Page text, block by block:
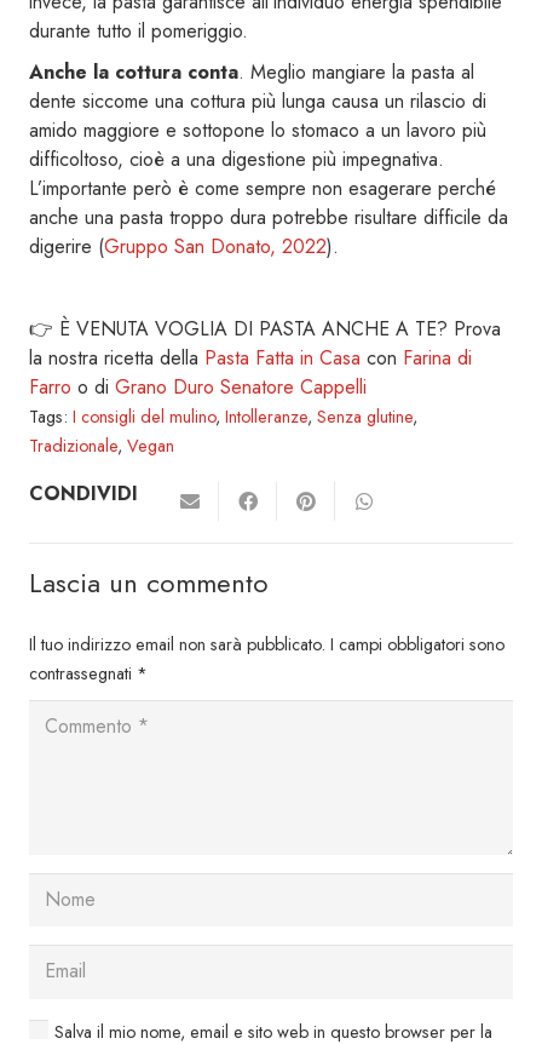
durante tutto il pomeriggio.
Anche la cottura conta. Meglio mangiare la pasta al
dente siccome una cottura più lunga causa un rilascio di
amido maggiore e sottopone lo stomaco a un lavoro più
difficoltoso, cioè a una digestione più impegnativa.
L’importante però è come sempre non esagerare perché
anche una pasta troppo dura potrebbe risultare difficile da
digerire (Gruppo San Donato, 2022).
👉 È VENUTA VOGLIA DI PASTA ANCHE A TE? Prova
la nostra ricetta della Pasta Fatta in Casa con Farina di
Farro o di Grano Duro Senatore Cappelli
Tags: I consigli del mulino, Intolleranze, Senza glutine,
Tradizionale, Vegan
CONDIVIDI
Lascia un commento
Il tuo indirizzo email non sarà pubblicato. I campi obbligatori sono
contrassegnati *
Salva il mio nome, email e sito web in questo browser per la